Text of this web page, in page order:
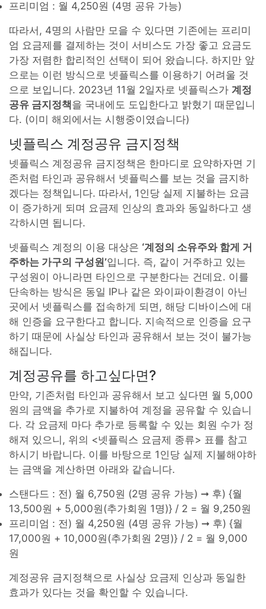
프리미엄 : 월 4,250원 (4명 공유 가능)
따라서, 4명의 사람만 모을 수 있다면 기존에는 프리미
엄 요금제를 결제하는 것이 서비스도 가장 좋고 요금도
가장 저렴한 합리적인 선택이 되어 왔습니다. 하지만 앞
으로는 이런 방식으로 넷플릭스를 이용하기 어려울 것
으로 보입니다. 2023년 11월 2일자로 넷플릭스가 계정
공유 금지정책을 국내에도 도입한다고 밝혔기 때문입니
다. (이미 해외에서는 시행중이였습니다)
넷플릭스 계정공유 금지정책
넷플릭스 계정공유 금지정책은 한마디로 요약하자면 기
존처럼 타인과 공유해서 넷플릭스를 보는 것을 금지하
겠다는 정책입니다. 따라서, 1인당 실제 지불하는 요금
이 증가하게 되며 요금제 인상의 효과와 동일하다고 생
각하시면 됩니다.
넷플릭스 계정의 이용 대상은 ‘계정의 소유주와 함게 거
주하는 가구의 구성원’입니다. 즉, 같이 거주하고 있는
구성원이 아니라면 타인으로 구분한다는 건데요. 이를
단속하는 방식은 동일 IP나 같은 와이파이환경이 아닌
곳에서 넷플릭스를 접속하게 되면, 해당 디바이스에 대
해 인증을 요구한다고 합니다. 지속적으로 인증을 요구
하기 때문에 사실상 타인과 공유해서 보는 것이 불가능
해집니다.
계정공유를 하고싶다면?
만약, 기존처럼 타인과 공유해서 보고 싶다면 월 5,000
원의 금액을 추가로 지불하여 계정을 공유할 수 있습니
다. 각 요금제 마다 추가로 등록할 수 있는 회원 수가 정
해져 있으니, 위의 <넷플릭스 요금제 종류> 표를 참고
하시기 바랍니다. 이를 바탕으로 1인당 실제 지불해야하
는 금액을 계산하면 아래와 같습니다.
스탠다드 : 전) 월 6,750원 (2명 공유 가능) ➞ 후) {월
13,500원 + 5,000원(추가회원 1명)} / 2 = 월 9,250원
프리미엄 : 전) 월 4,250원 (4명 공유 가능) ➞ 후) {월
17,000원 + 10,000원(추가회원 2명)} / 2 = 월 9,000
원
계정공유 금지정책으로 사실상 요금제 인상과 동일한
효과가 있다는 것을 확인할 수 있습니다.